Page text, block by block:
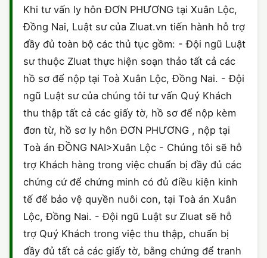
Khi tư vấn ly hôn ĐƠN PHƯƠNG tại Xuân Lộc,
Đồng Nai, Luật sư của Zluat.vn tiến hành hỗ trợ
đầy đủ toàn bộ các thủ tục gồm: - Đội ngũ Luật
sư thuộc Zluat thực hiện soạn thảo tất cả các
hồ sơ để nộp tại Toà Xuân Lộc, Đồng Nai. - Đội
ngũ Luật sư của chúng tôi tư vấn Quý Khách
thu thập tất cả các giấy tờ, hồ sơ để nộp kèm
đơn từ, hồ sơ ly hôn ĐƠN PHƯƠNG , nộp tại
Toà án ĐỒNG NAI>Xuân Lộc - Chúng tôi sẽ hỗ
trợ Khách hàng trong việc chuẩn bị đầy đủ các
chứng cứ để chứng minh có đủ điều kiện kinh
tế để bảo vệ quyền nuôi con, tại Toà án Xuân
Lộc, Đồng Nai. - Đội ngũ Luật sư Zluat sẽ hỗ
trợ Quý Khách trong việc thu thập, chuẩn bị
đầy đủ tất cả các giấy tờ, bằng chứng để tranh